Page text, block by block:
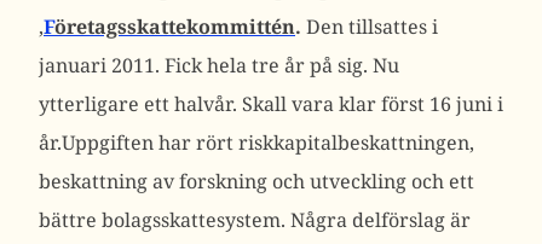
,Företagsskattekommittén. Den tillsattes i
januari 2011. Fick hela tre år på sig. Nu
ytterligare ett halvår. Skall vara klar först 16 juni i
år.Uppgiften har rört riskkapitalbeskattningen,
beskattning av forskning och utveckling och ett
bättre bolagsskattesystem. Några delförslag är